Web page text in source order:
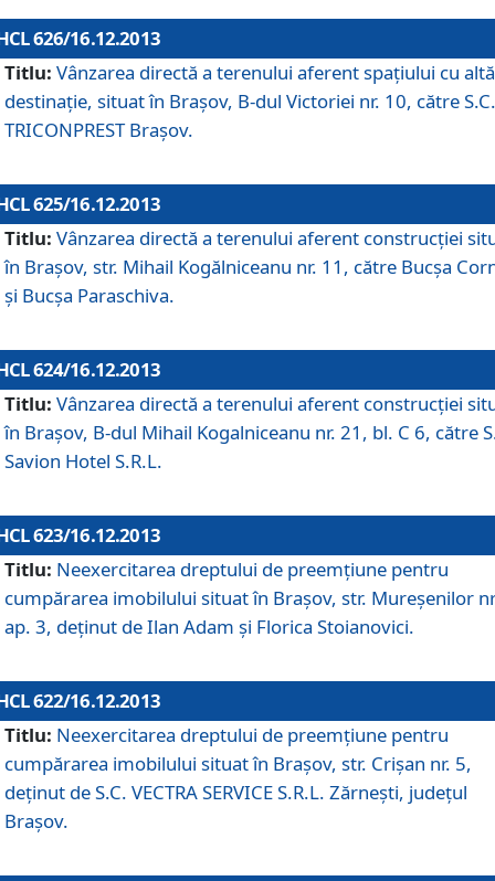
626/16.12.2013
Titlu: Vânzarea directă a terenului aferent spaţiului cu altă
destinaţie, situat în Braşov, B-dul Victoriei nr. 10, către S.C.
TRICONPREST Braşov.
625/16.12.2013
Titlu: Vânzarea directă a terenului aferent construcţiei
în Braşov, str. Mihail Kogălniceanu nr. 11, către Bucşa
şi Bucşa Paraschiva.
624/16.12.2013
Titlu: Vânzarea directă a terenului aferent construcţiei
în Braşov, B-dul Mihail Kogalniceanu nr. 21, bl. C 6, către
Savion Hotel S.R.L.
623/16.12.2013
Titlu: Neexercitarea dreptului de preemţiune pentru
cumpărarea imobilului situat în Braşov, str. Mureşenilor
ap. 3, deţinut de Ilan Adam şi Florica Stoianovici.
622/16.12.2013
Titlu: Neexercitarea dreptului de preemţiune pentru
cumpărarea imobilului situat în Braşov, str. Crişan nr. 5,
deţinut de S.C. VECTRA SERVICE S.R.L. Zărneşti, judeţul
Braşov.